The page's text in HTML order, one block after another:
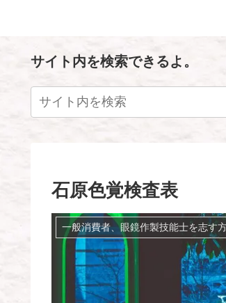
サイト内を検索できるよ。
石原色覚検査表
一般消費者、眼鏡作製技能士を志す